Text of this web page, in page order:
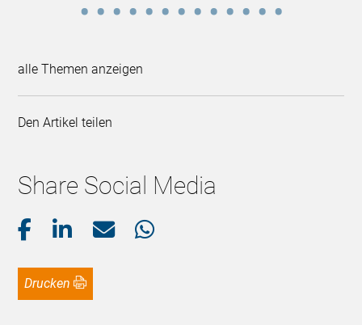
alle Themen anzeigen
Den Artikel teilen
Share Social Media
Drucken